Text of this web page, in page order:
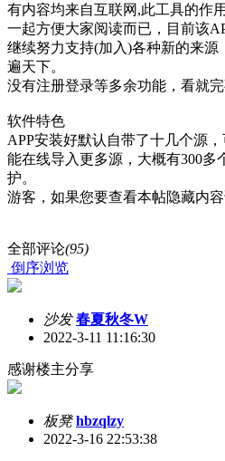
有内容均来自互联网,此工具的作
一起方便大家阅读而已，目前该
继续努力支持(加入)各种新的来源
遍天下。
没有注册登录等多余功能，看就完
软件特色
APP安装好默认自带了十几个源
能在线导入更多源，大概有300多
护。
游客，如果您要查看本帖隐藏内
全部评论(95)
倒序浏览
沙发 春夏秋冬W
2022-3-11 11:16:30
感谢楼主分享
板凳 hbzqlzy
2022-3-16 22:53:38